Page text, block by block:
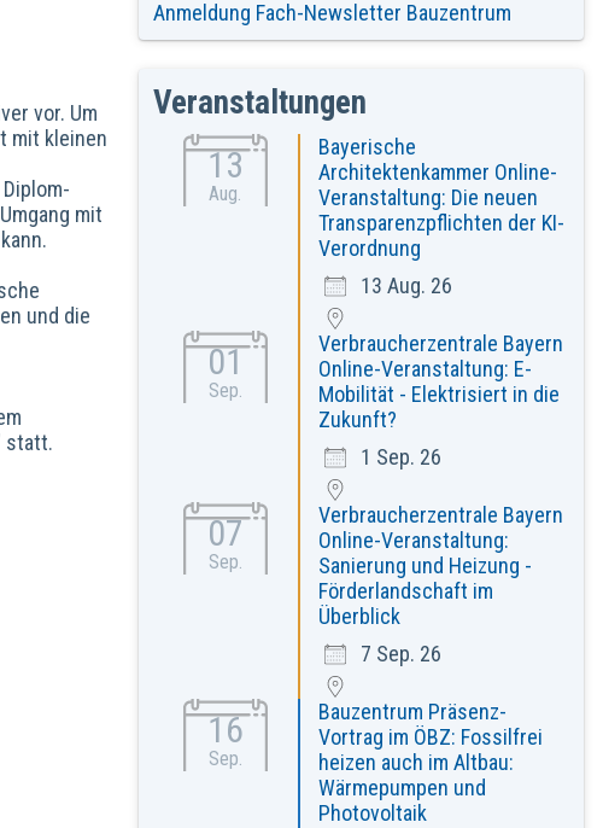
vor. Um
mit kleinen
mit
und die
statt.
Anmeldung Fach-Newsletter Bauzentrum
Veranstaltungen
13
Aug.
Bayerische
Architektenkammer Online-
Veranstaltung: Die neuen
Transparenzpflichten der KI-
Verordnung
13 Aug. 26
01
Sep.
Verbraucherzentrale Bayern
Online-Veranstaltung: E-
Mobilität - Elektrisiert in die
Zukunft?
1 Sep. 26
07
Sep.
Verbraucherzentrale Bayern
Online-Veranstaltung:
Sanierung und Heizung -
Förderlandschaft im
Überblick
7 Sep. 26
16
Sep.
Bauzentrum Präsenz-
Vortrag im ÖBZ: Fossilfrei
heizen auch im Altbau:
Wärmepumpen und
Photovoltaik